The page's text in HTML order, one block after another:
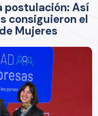
postulación: Así
consiguieron el
Mujeres